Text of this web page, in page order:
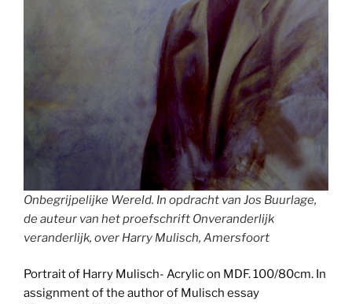
Onbegrijpelijke Wereld. In opdracht van Jos Buurlage,
de auteur van het proefschrift Onveranderlijk
veranderlijk, over Harry Mulisch, Amersfoort
Portrait of Harry Mulisch- Acrylic on MDF. 100/80cm. In
assignment of the author of Mulisch essay